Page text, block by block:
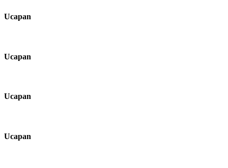
Ucapan
Ucapan
Ucapan
Ucapan